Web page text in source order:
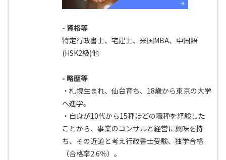
- 資格等
特定行政書士、宅建士、米国MBA、中国語
(HSK2級)他
- 略歴等
・札幌生まれ、仙台育ち、18歳から東京の大学
へ進学。
・自身が10代から15種ほどの職種を経験した
ことから、事業のコンサルと経営に興味を持
ち、その近道と考え行政書士受験、独学合格
（合格率2.6％）。